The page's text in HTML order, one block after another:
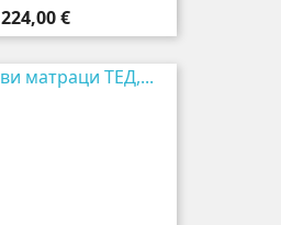
Цена
224,00 €